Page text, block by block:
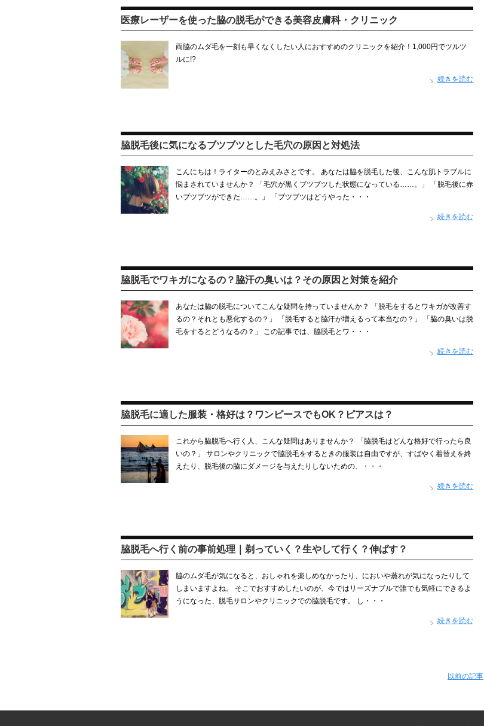
医療レーザーを使った脇の脱毛ができる美容皮膚科・クリニック
両脇のムダ毛を一刻も早くなくしたい人におすすめのクリニックを紹介！1,000円でツルツ
ルに!?
続きを読む
脇脱毛後に気になるブツブツとした毛穴の原因と対処法
こんにちは！ライターのとみえみさとです。 あなたは脇を脱毛した後、こんな肌トラブルに
悩まされていませんか？ 「毛穴が黒くブツブツした状態になっている……。」 「脱毛後に赤
いブツブツができた……。」 「ブツブツはどうやった・・・
続きを読む
脇脱毛でワキガになるの？脇汗の臭いは？その原因と対策を紹介
あなたは脇の脱毛についてこんな疑問を持っていませんか？ 「脱毛をするとワキガが改善す
るの？それとも悪化するの？」 「脱毛すると脇汗が増えるって本当なの？」 「脇の臭いは脱
毛をするとどうなるの？」 この記事では、脇脱毛とワ・・・
続きを読む
脇脱毛に適した服装・格好は？ワンピースでもOK？ピアスは？
これから脇脱毛へ行く人、こんな疑問はありませんか？ 「脇脱毛はどんな格好で行ったら良
いの？」 サロンやクリニックで脇脱毛をするときの服装は自由ですが、すばやく着替えを終
えたり、脱毛後の脇にダメージを与えたりしないための、・・・
続きを読む
脇脱毛へ行く前の事前処理｜剃っていく？生やして行く？伸ばす？
脇のムダ毛が気になると、おしゃれを楽しめなかったり、においや蒸れが気になったりして
しまいますよね。 そこでおすすめしたいのが、今ではリーズナブルで誰でも気軽にできるよ
うになった、脱毛サロンやクリニックでの脇脱毛です。 し・・・
続きを読む
以前の記事